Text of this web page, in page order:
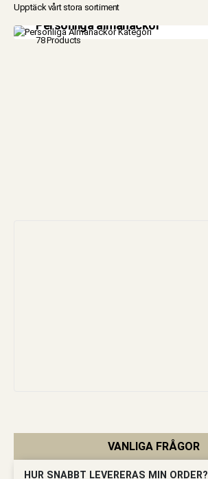
Upptäck vårt stora sortiment
Personliga almanackor
78 Products
VANLIGA FRÅGOR
HUR SNABBT LEVERERAS MIN ORDER?